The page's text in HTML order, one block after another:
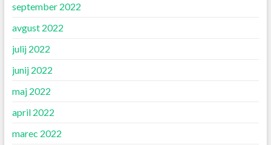
september 2022
avgust 2022
julij 2022
junij 2022
maj 2022
april 2022
marec 2022